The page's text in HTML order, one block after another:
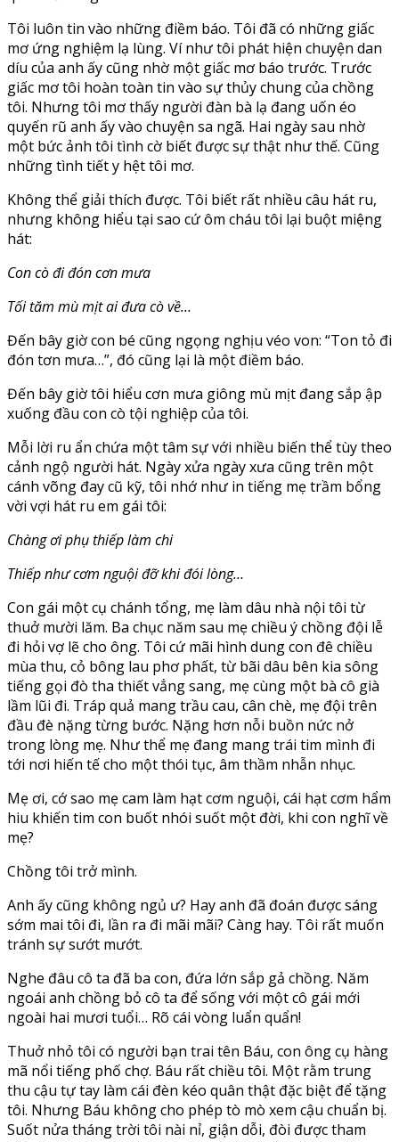
Tôi luôn tin vào những điềm báo. Tôi đã có những giấc
mơ ứng nghiệm lạ lùng. Ví như tôi phát hiện chuyện dan
díu của anh ấy cũng nhờ một giấc mơ báo trước. Trước
giấc mơ tôi hoàn toàn tin vào sự thủy chung của chồng
tôi. Nhưng tôi mơ thấy người đàn bà lạ đang uốn éo
quyến rũ anh ấy vào chuyện sa ngã. Hai ngày sau nhờ
một bức ảnh tôi tình cờ biết được sự thật như thế. Cũng
những tình tiết y hệt tôi mơ.
Không thể giải thích được. Tôi biết rất nhiều câu hát ru,
nhưng không hiểu tại sao cứ ôm cháu tôi lại buột miệng
hát:
Con cò đi đón cơn mưa
Tối tăm mù mịt ai đưa cò về…
Đến bây giờ con bé cũng ngọng nghịu véo von: “Ton tỏ đi
đón tơn mưa…”, đó cũng lại là một điềm báo.
Đến bây giờ tôi hiểu cơn mưa giông mù mịt đang sắp ập
xuống đầu con cò tội nghiệp của tôi.
Mỗi lời ru ẩn chứa một tâm sự với nhiều biến thể tùy theo
cảnh ngộ người hát. Ngày xửa ngày xưa cũng trên một
cánh võng đay cũ kỹ, tôi nhớ như in tiếng mẹ trầm bổng
vời vợi hát ru em gái tôi:
Chàng ơi phụ thiếp làm chi
Thiếp như cơm nguội đỡ khi đói lòng…
Con gái một cụ chánh tổng, mẹ làm dâu nhà nội tôi từ
thuở mười lăm. Ba chục năm sau mẹ chiều ý chồng đội lễ
đi hỏi vợ lẽ cho ông. Tôi cứ mãi hình dung con đê chiều
mùa thu, cỏ bông lau phơ phất, từ bãi dâu bên kia sông
tiếng gọi đò tha thiết vẳng sang, mẹ cùng một bà cô già
lầm lũi đi. Tráp quả mang trầu cau, cân chè, mẹ đội trên
đầu đè nặng từng bước. Nặng hơn nỗi buồn nức nở
trong lòng mẹ. Như thể mẹ đang mang trái tim mình đi
tới nơi hiến tế cho một thói tục, âm thầm nhẫn nhục.
Mẹ ơi, cớ sao mẹ cam làm hạt cơm nguội, cái hạt cơm hẩm
hiu khiến tim con buốt nhói suốt một đời, khi con nghĩ về
mẹ?
Chồng tôi trở mình.
Anh ấy cũng không ngủ ư? Hay anh đã đoán được sáng
sớm mai tôi đi, lần ra đi mãi mãi? Càng hay. Tôi rất muốn
tránh sự sướt mướt.
Nghe đâu cô ta đã ba con, đứa lớn sắp gả chồng. Năm
ngoái anh chồng bỏ cô ta để sống với một cô gái mới
ngoài hai mươi tuổi… Rõ cái vòng luẩn quẩn!
Thuở nhỏ tôi có người bạn trai tên Báu, con ông cụ hàng
mã nổi tiếng phố chợ. Báu rất chiều tôi. Một rằm trung
thu cậu tự tay làm cái đèn kéo quân thật đặc biệt để tặng
tôi. Nhưng Báu không cho phép tò mò xem cậu chuẩn bị.
Suốt nửa tháng trời tôi nài nỉ, giận dỗi, đòi được tham